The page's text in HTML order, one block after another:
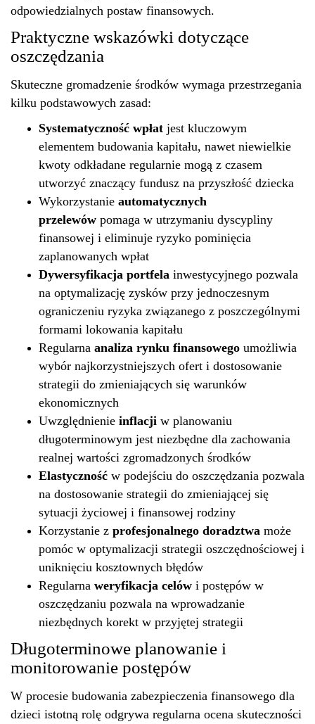
odpowiedzialnych postaw finansowych.
Praktyczne wskazówki dotyczące
oszczędzania
Skuteczne gromadzenie środków wymaga przestrzegania
kilku podstawowych zasad:
Systematyczność wpłat jest kluczowym
elementem budowania kapitału, nawet niewielkie
kwoty odkładane regularnie mogą z czasem
utworzyć znaczący fundusz na przyszłość dziecka
Wykorzystanie automatycznych
przelewów pomaga w utrzymaniu dyscypliny
finansowej i eliminuje ryzyko pominięcia
zaplanowanych wpłat
Dywersyfikacja portfela inwestycyjnego pozwala
na optymalizację zysków przy jednoczesnym
ograniczeniu ryzyka związanego z poszczególnymi
formami lokowania kapitału
Regularna analiza rynku finansowego umożliwia
wybór najkorzystniejszych ofert i dostosowanie
strategii do zmieniających się warunków
ekonomicznych
Uwzględnienie inflacji w planowaniu
długoterminowym jest niezbędne dla zachowania
realnej wartości zgromadzonych środków
Elastyczność w podejściu do oszczędzania pozwala
na dostosowanie strategii do zmieniającej się
sytuacji życiowej i finansowej rodziny
Korzystanie z profesjonalnego doradztwa może
pomóc w optymalizacji strategii oszczędnościowej i
uniknięciu kosztownych błędów
Regularna weryfikacja celów i postępów w
oszczędzaniu pozwala na wprowadzanie
niezbędnych korekt w przyjętej strategii
Długoterminowe planowanie i
monitorowanie postępów
W procesie budowania zabezpieczenia finansowego dla
dzieci istotną rolę odgrywa regularna ocena skuteczności